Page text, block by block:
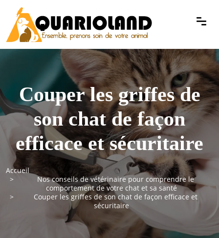
Couper les griffes de
son chat de façon
efficace et sécuritaire
Accueil
Nos conseils de vétérinaire pour comprendre le
comportement de votre chat et sa santé
Couper les griffes de son chat de façon efficace et
sécuritaire